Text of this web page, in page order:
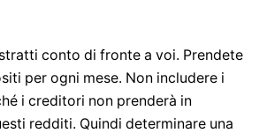
conto di fronte a voi. Prendete
per ogni mese. Non includere i
i creditori non prenderà in
redditi. Quindi determinare una